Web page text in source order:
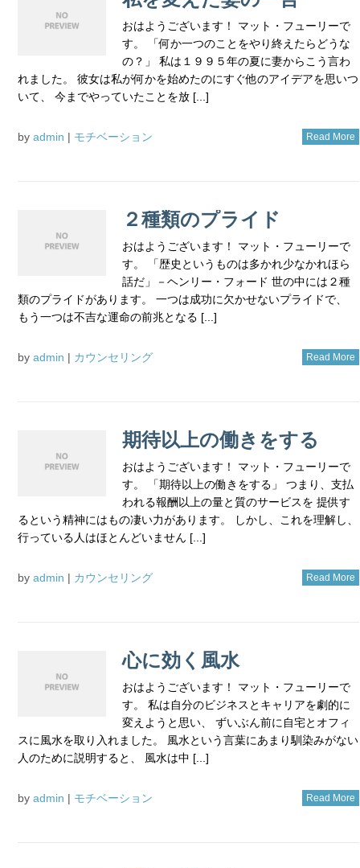
おはようございます！ マット・フューリーで
す。 「何か一つのことをやり終えたらどうな
の？」 私は１９９５年の夏に妻からこう言わ
れました。 彼女は私が何かを始めたのにすぐ他のアイデアを思いつ
いて、 今までやっていたことを放 [...]
by admin | モチベーション Read More
２種類のプライド
おはようございます！ マット・フューリーで
す。 「歴史というものは多かれ少なかれほら
話だ」－ヘンリー・フォード 世の中には２種
類のプライドがあります。 一つは成功に欠かせないプライドで、
もう一つは不吉な運命の前兆となる [...]
by admin | カウンセリング Read More
期待以上の働きをする
おはようございます！ マット・フューリーで
す。 「期待以上の働きをする」 つまり、支払
われる報酬以上の量と質のサービスを 提供す
るという精神にはもの凄い力があります。 しかし、これを理解し、
行っている人はほとんどいません [...]
by admin | カウンセリング Read More
心に効く風水
おはようございます！ マット・フューリーで
す。 私は自分のビジネスとキャリアを劇的に
変えようと思い、 ずいぶん前に自宅とオフィ
スに風水を取り入れました。 風水という言葉にあまり馴染みがない
人のために説明すると、 風水は中 [...]
by admin | モチベーション Read More